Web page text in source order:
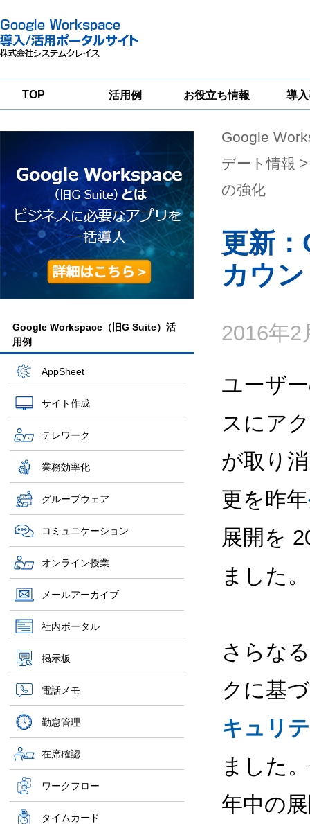
TOP 活用例 お役立ち情報
一
導
グループウェア
移行支援
Google
Workspace
セキュリティ
対策サービス
Google Workspace（旧G Suite）活
用例
AppSheet
サイト作成
テレワーク
業務効率化
グループウェア
コミュニケーション
オンライン授業
メールアーカイブ
社内ポータル
掲示板
電話メモ
勤怠管理
在席確認
ワークフロー
タイムカード
Google
デート情報
の強化
更新
カウ
2016年2
ユーザ
スにア
が取り
更を昨年
展開を
ました。
さらな
クに基
キュリ
ました
年中の